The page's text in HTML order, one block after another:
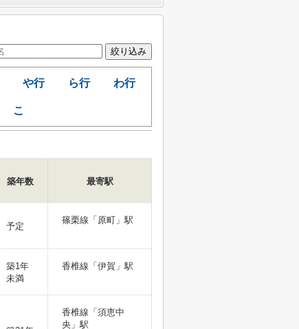
や行 ら行 わ行
こ
築年数 最寄駅
予定
篠栗線「原町」駅
築1年
未満
香椎線「伊賀」駅
香椎線「須恵中
央」駅